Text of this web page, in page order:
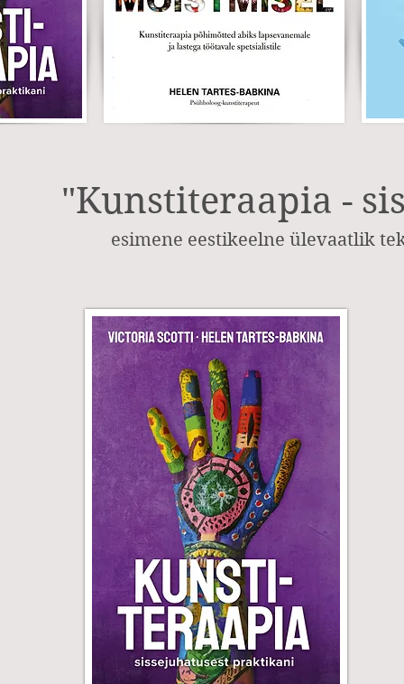
"Kunstiteraapia -
esimene eestikeelne ülevaatlik